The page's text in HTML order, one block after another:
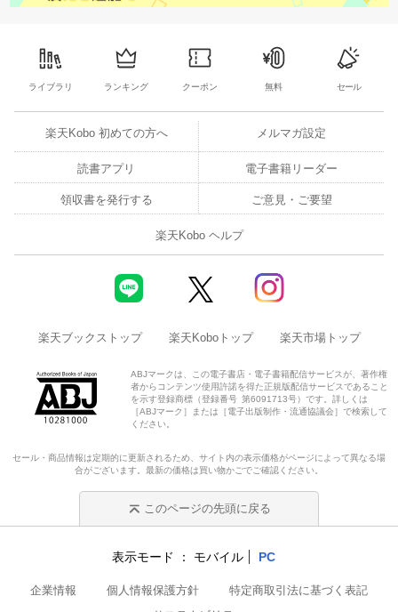
ライブラリ ランキング クーポン 無料 セール
楽天Kobo 初めての方へ メルマガ設定
読書アプリ 電子書籍リーダー
領収書を発行する ご意見・ご要望
楽天Kobo ヘルプ
楽天ブックストップ 楽天Koboトップ 楽天市場トップ
ABJマークは、この電子書店・電子書籍配信サービスが、著作権
者からコンテンツ使用許諾を得た正規版配信サービスであること
を示す登録商標（登録番号 第6091713号）です。詳しくは
［ABJマーク］または［電子出版制作・流通協議会］で検索して
ください。
セール・商品情報は定期的に更新されるため、サイト内の表示価格がページによって異なる場
合がございます。最新の価格は買い物かごでご確認ください。
このページの先頭に戻る
表示モード モバイル PC
企業情報 個人情報保護方針
特定商取引法に基づく表記